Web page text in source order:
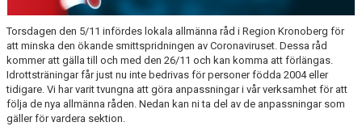
Torsdagen den 5/11 infördes lokala allmänna råd i Region Kronoberg för
att minska den ökande smittspridningen av Coronaviruset. Dessa råd
kommer att gälla till och med den 26/11 och kan komma att förlängas.
Idrottsträningar får just nu inte bedrivas för personer födda 2004 eller
tidigare. Vi har varit tvungna att göra anpassningar i vår verksamhet för att
följa de nya allmänna råden. Nedan kan ni ta del av de anpassningar som
gäller för vardera sektion.